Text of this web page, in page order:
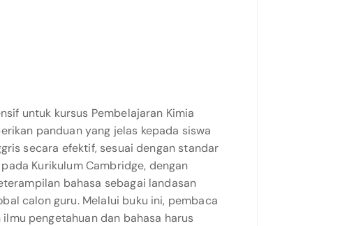
untuk kursus Pembelajaran Kimia
panduan yang jelas kepada siswa
secara efektif, sesuai dengan standar
Kurikulum Cambridge, dengan
bahasa sebagai landasan
calon guru. Melalui buku ini, pembaca
pengetahuan dan bahasa harus